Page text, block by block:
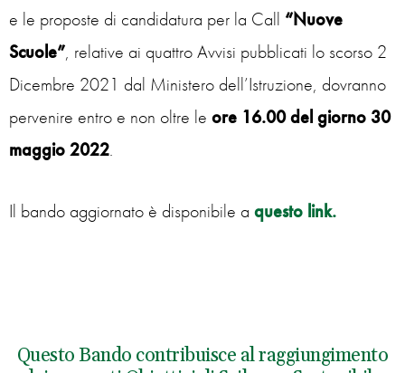
e le proposte di candidatura per la Call “Nuove
Scuole”, relative ai quattro Avvisi pubblicati lo scorso 2
Dicembre 2021 dal Ministero dell’Istruzione, dovranno
pervenire entro e non oltre le ore 16.00 del giorno 30
maggio 2022.
Il bando aggiornato è disponibile a questo link.
Questo Bando contribuisce al raggiungimento